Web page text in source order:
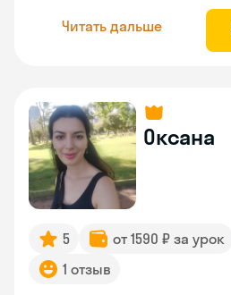
Читать дальше
Оксана
5 от 1590 ₽ за урок
1 отзыв